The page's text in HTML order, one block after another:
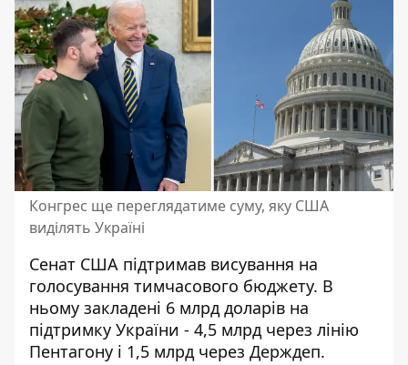
Конгрес ще переглядатиме суму, яку США
виділять Україні
Сенат США підтримав висування на
голосування тимчасового бюджету. В
ньому закладені 6 млрд доларів на
підтримку України - 4,5 млрд через лінію
Пентагону і 1,5 млрд через Держдеп.